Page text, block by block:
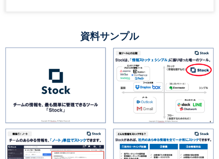
資料サンプル